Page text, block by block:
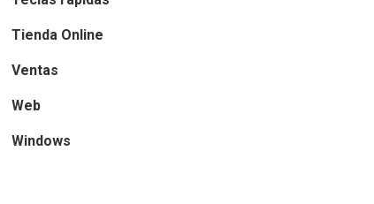
Tienda Online
Ventas
Web
Windows